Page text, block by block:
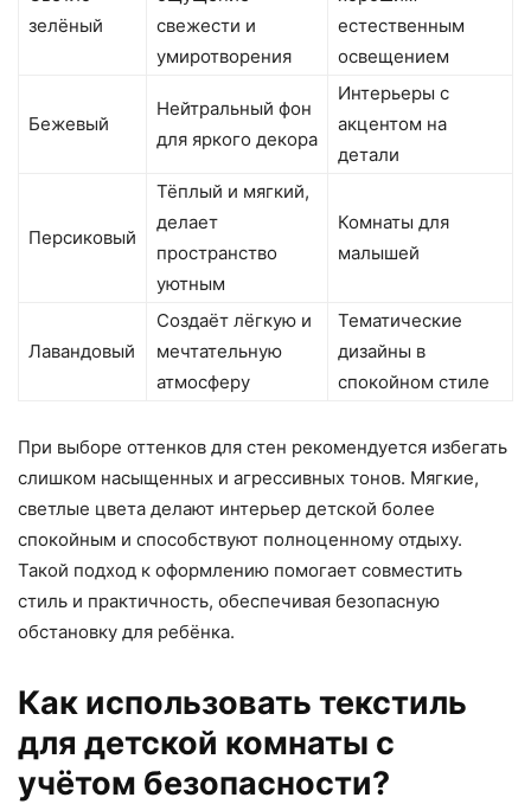
зелёный
свежести и
умиротворения
естественным
освещением
Бежевый
Нейтральный фон
для яркого декора
Интерьеры с
акцентом на
детали
Персиковый
Тёплый и мягкий,
делает
пространство
уютным
Комнаты для
малышей
Лавандовый
Создаёт лёгкую и
мечтательную
атмосферу
Тематические
дизайны в
спокойном стиле
При выборе оттенков для стен рекомендуется избегать
слишком насыщенных и агрессивных тонов. Мягкие,
светлые цвета делают интерьер детской более
спокойным и способствуют полноценному отдыху.
Такой подход к оформлению помогает совместить
стиль и практичность, обеспечивая безопасную
обстановку для ребёнка.
Как использовать текстиль
для детской комнаты с
учётом безопасности?